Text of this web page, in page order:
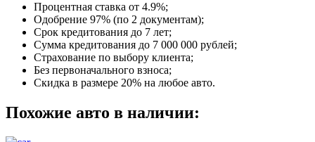
Процентная ставка от 4.9%;
Одобрение 97% (по 2 документам);
Срок кредитования до 7 лет;
Сумма кредитования до 7 000 000 рублей;
Страхование по выбору клиента;
Без первоначального взноса;
Скидка в размере 20% на любое авто.
Похожие авто в наличии: